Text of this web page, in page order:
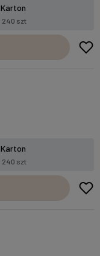
Karton
240 szt
Karton
240 szt